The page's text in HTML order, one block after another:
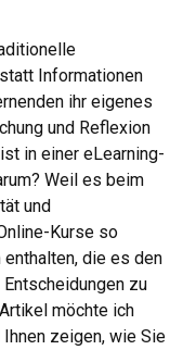
Informationen
ihr eigenes
und Reflexion
in einer eLearning-
Weil es beim
und
Kurse so
die es den
zu
möchte ich
zeigen, wie Sie